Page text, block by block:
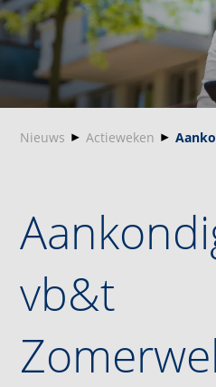
Nieuws Actieweken
vb&t